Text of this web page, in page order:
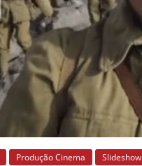
Produção Cinema Slideshow